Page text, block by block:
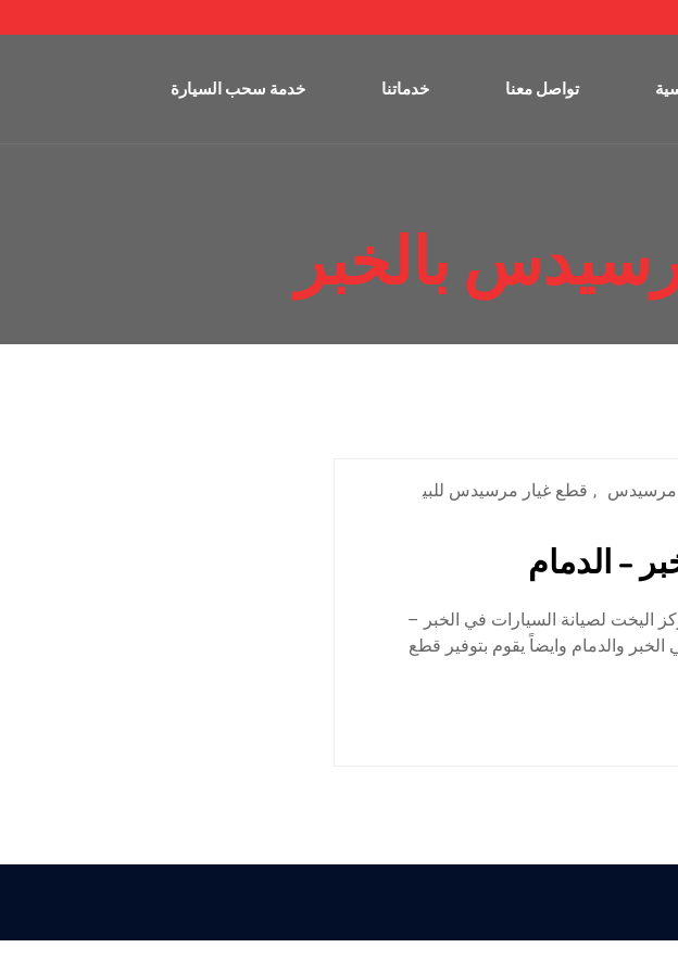
تواصل معنا خدماتنا خدمة سحب السيارة
بالخبر
مرسيدس , قطع غيار مرسيدس للبي
– الدمام
اليخت لصيانة السيارات في الخبر –
والدمام وايضاً يقوم بتوفير قطع